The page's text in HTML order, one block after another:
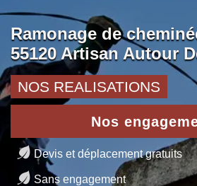
Ramonage de
55120 Artisan Autour
NOS REALISATIONS
Nos
Devis et déplacement gratuits
Sans engagement